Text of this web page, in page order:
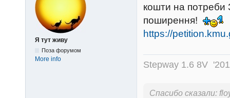
Я тут живу
Поза форумом
More info
кошти на потреби
поширення!
https://
Stepway 1.6 8V
Спасибо сказали: